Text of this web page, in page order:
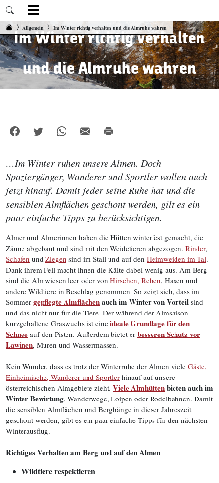
Zum Inhalt springen
Allgemein Im Winter richtig verhalten und die Almruhe wahren
Im Winter richtig verhalten
und die Almruhe wahren
…Im Winter ruhen unsere Almen. Doch
Spaziergänger, Wanderer und Sportler wollen auch
jetzt hinauf. Damit jeder seine Ruhe hat und die
sensiblen Almflächen geschont werden, gilt es ein
paar einfache Tipps zu berücksichtigen.
Almer und Almerinnen haben die Hütten winterfest gemacht, die
Zäune abgebaut und sind mit den Weidetieren abgezogen. Rinder,
Schafen und Ziegen sind im Stall und auf den Heimweiden im Tal.
Dank ihrem Fell macht ihnen die Kälte dabei wenig aus. Am Berg
sind die Almwiesen leer oder von Hirschen, Rehen, Hasen und
andere Wildtiere in Beschlag genommen. So zeigt sich, dass im
Sommer gepflegte Almflächenauch im Winter von Vorteil sind –
und das nicht nur für die Tiere. Der während der Almsaison
kurzgehaltene Graswuchs ist eine ideale Grundlage für den
Schnee auf den Pisten. Außerdem bietet er besseren Schutz vor
Lawinen, Muren und Wassermassen.
Kein Wunder, dass es trotz der Winterruhe der Almen viele Gäste,
Einheimische, Wanderer und Sportler hinauf auf unsere
österreichischen Almgebiete zieht. Viele Almhüttenbieten auch im
Winter Bewirtung, Wanderwege, Loipen oder Rodelbahnen. Damit
die sensiblen Almflächen und Berghänge in dieser Jahreszeit
geschont werden, gibt es ein paar einfache Tipps für den nächsten
Winterausflug.
Richtiges Verhalten am Berg und auf den Almen
Wildtiere respektieren